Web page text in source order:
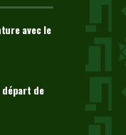
avec le
de